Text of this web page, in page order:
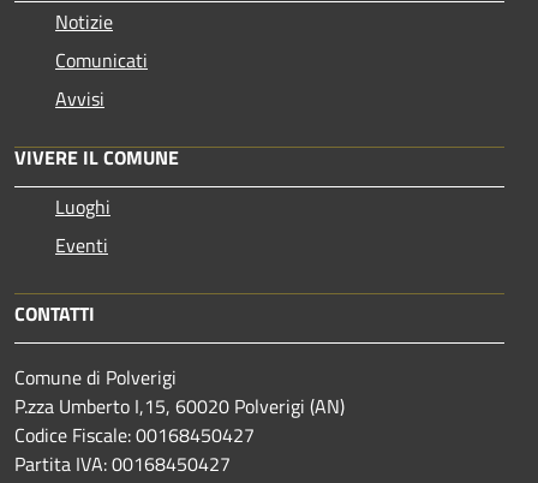
Notizie
Comunicati
Avvisi
VIVERE IL COMUNE
Luoghi
Eventi
CONTATTI
Comune di Polverigi
P.zza Umberto I,15, 60020 Polverigi (AN)
Codice Fiscale: 00168450427
Partita IVA: 00168450427